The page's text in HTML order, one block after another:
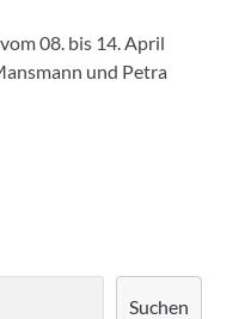
08. bis 14. April
und Petra
Suchen